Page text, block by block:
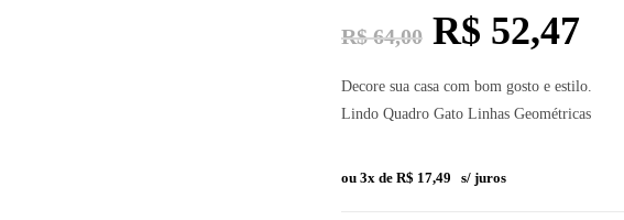
R$64,00 R$ 52,47
Decore sua casa com bom gosto e estilo.
Lindo Quadro Gato Linhas Geométricas
ou 3x de R$ 17,49 s/ juros